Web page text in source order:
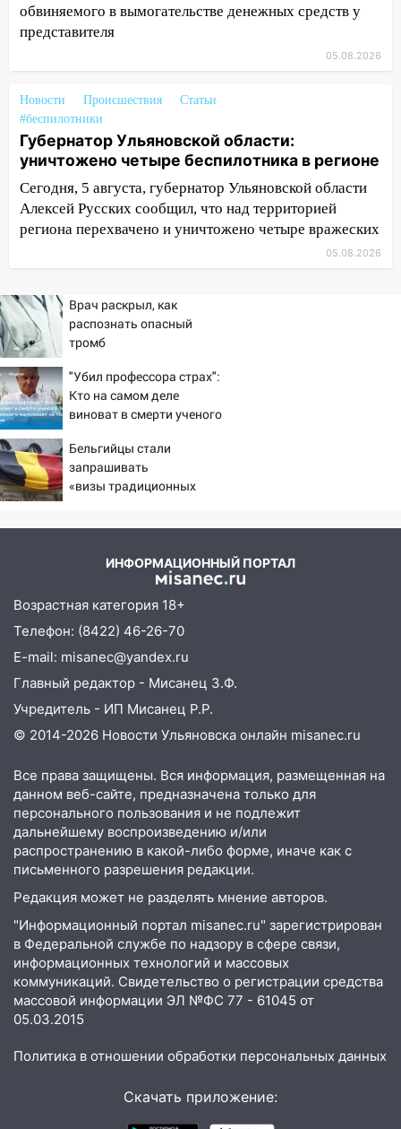
06:00 Топор убил человека, а пожары
уничтожили 122 дома
гороскоп на 4 августа — один знак ждет
настоящий прорыв
03.08.2026
20:38 Ульяновские легкоатлетки
завоевали серебро Первенства России
20:06 В Ишеевке 24-летний мужчина
ударил знакомого ножом в грудь
к 100-летию художника Владимира
Зинина
19:10
Прогноз погоды в Ульяновской
области на 4 августа
18:54
На трассе Казань — Ульяновск
вспыхнул бензовоз
18:32
В Ульяновской области на
обновление водоснабжения направят
490 млн рублей
17:36 Прокуратура заставила
погасить долг за электричество
17:26 В парке «Прибрежный» девушка
сорвалась с обрыва
17:04 На Ульяновскую область
надвигается опасная непогода: крупный
град и шквал до 25 м/с
16:00
На перекрёстке Гая,
Локомотивной и Варейкиса изменилась
15:57 Мобильная поликлиника приедет
в сёла Новоспасского района:
опубликован график на август
15:54 В Барышском районе опасную
15:48 На Димитровградском шоссе
загорелся полигон промышленных
отходов
15:36 В Ульяновской области собрали
более 556 тысяч тонн зерна
Ульяновка вошла в «домовой чат»
и отдала мошенникам более 5,2 млн
В Старомайнском районе пастух
обвиняемого в вымогательстве денежных средств у
представителя
05.08.2026
Новости Происшествия
Статьи
#беспилотники
Губернатор Ульяновской области:
уничтожено четыре беспилотника в регионе
Сегодня, 5 августа, губернатор Ульяновской области
Алексей Русских сообщил, что над территорией
региона перехвачено и уничтожено четыре вражеских
05.08.2026
Врач раскрыл, как
распознать опасный
тромб
"Убил профессора страх":
Кто на самом деле
виноват в смерти ученого
мальчишек на поле с
горохом
Бельгийцы стали
запрашивать
«визы традиционных
ИНФОРМАЦИОННЫЙ ПОРТАЛ
Возрастная категория 18+
Телефон: (8422) 46-26-70
E-mail: misanec@yandex.ru
Главный редактор - Мисанец З.Ф.
Учредитель - ИП Мисанец Р.Р.
© 2014-2026 Новости Ульяновска онлайн misanec.ru
Все права защищены. Вся информация, размещенная на
данном веб-сайте, предназначена только для
персонального пользования и не подлежит
дальнейшему воспроизведению и/или
распространению в какой-либо форме, иначе как с
письменного разрешения редакции.
Редакция может не разделять мнение авторов.
"Информационный портал misanec.ru" зарегистрирован
в Федеральной службе по надзору в сфере связи,
информационных технологий и массовых
коммуникаций. Свидетельство о регистрации средства
массовой информации ЭЛ №ФС 77 - 61045 от
05.03.2015
Политика в отношении обработки персональных данных
Скачать приложение: